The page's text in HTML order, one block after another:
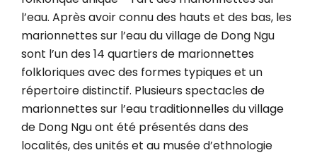
l’eau. Après avoir connu des hauts et des bas, les
marionnettes sur l’eau du village de Dong Ngu
sont l’un des 14 quartiers de marionnettes
folkloriques avec des formes typiques et un
répertoire distinctif. Plusieurs spectacles de
marionnettes sur l’eau traditionnelles du village
de Dong Ngu ont été présentés dans des
localités, des unités et au musée d’ethnologie